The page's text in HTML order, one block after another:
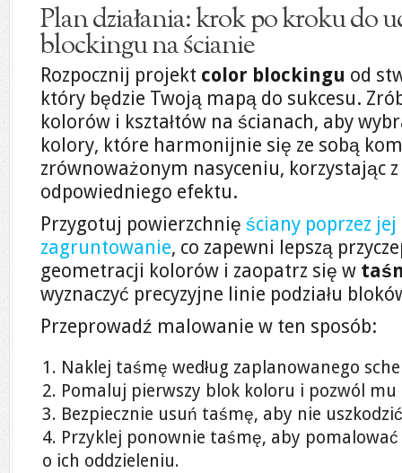
Plan działania: krok po kroku do
blockingu na ścianie
Rozpocznij projekt color blockingu od
który będzie Twoją mapą do sukcesu.
kolorów i kształtów na ścianach, aby
kolory, które harmonijnie się ze sobą
zrównoważonym nasyceniu, korzystając
odpowiedniego efektu.
Przygotuj powierzchnię ściany poprzez jej
zagruntowanie, co zapewni lepszą
geometracji kolorów i zaopatrz się w
wyznaczyć precyzyjne linie podziału
Przeprowadź malowanie w ten sposób:
Naklej taśmę według zaplanowanego
Pomaluj pierwszy blok koloru i pozwól mu
Bezpiecznie usuń taśmę, aby nie
Przyklej ponownie taśmę, aby
o ich oddzieleniu.